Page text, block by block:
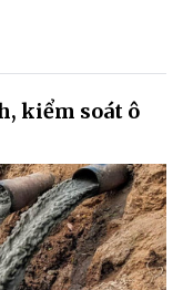
kiểm soát ô